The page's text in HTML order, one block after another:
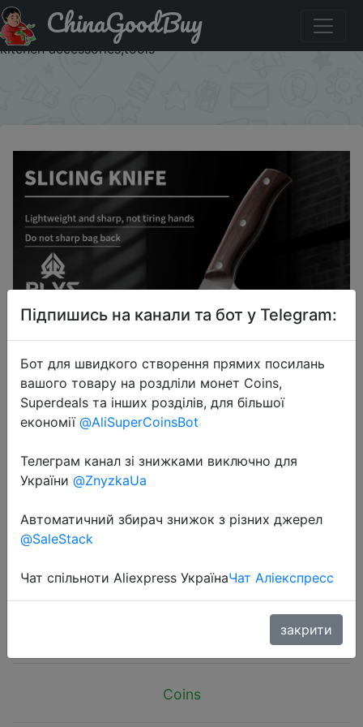
Акція на Cost-effective kitchen knife, kitchen special
multi-functional sharp slicing knife, chef's meat knife,
kitchen accessories,tools
ChinaGoodBuy
2024-11-07
special multi-functional sharp
slicing knife, chef's meat knife,
kitchen accessories,tools
Coins
Підпишись на канали та бот у Telegram:
Бот для швидкого створення прямих посилань
вашого товару на роздліли монет Coins,
Superdeals та інших розділів, для більшої
економії @AliSuperCoinsBot
Телеграм канал зі знижками виключно для
України @ZnyzkaUa
Автоматичний збирач знижок з різних джерел
@SaleStack
Чат спільноти Aliexpress УкраїнаЧат Аліекспресс
закрити